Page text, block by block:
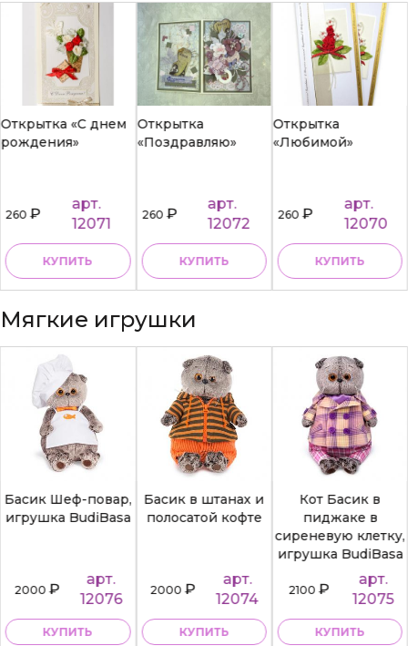
Открытка «С днем
рождения»
260₽
арт.
12071
КУПИТЬ
Открытка
«Поздравляю»
260₽
арт.
12072
КУПИТЬ
Открытка
«Любимой»
260₽
арт.
12070
КУПИТЬ
Мягкие игрушки
Басик Шеф-повар,
игрушка BudiBasa
2000₽
арт.
12076
КУПИТЬ
Басик в штанах и
полосатой кофте
2000₽
арт.
12074
КУПИТЬ
Кот Басик в
пиджаке в
сиреневую клетку,
игрушка BudiBasa
2100₽
арт.
12075
КУПИТЬ